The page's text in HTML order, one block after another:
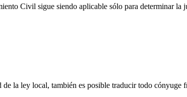
Civil sigue siendo aplicable sólo para determinar la
la ley local, también es posible traducir todo cónyuge